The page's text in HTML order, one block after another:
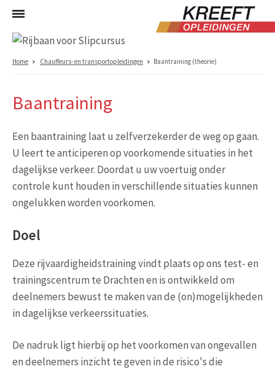
Home Chauffeurs- en transportopleidingen Baantraining (theorie)
Baantraining
Een baantraining laat u zelfverzekerder de weg op gaan.
U leert te anticiperen op voorkomende situaties in het
dagelijkse verkeer. Doordat u uw voertuig onder
controle kunt houden in verschillende situaties kunnen
ongelukken worden voorkomen.
Doel
Deze rijvaardigheidstraining vindt plaats op ons test- en
trainingscentrum te Drachten en is ontwikkeld om
deelnemers bewust te maken van de (on)mogelijkheden
in dagelijkse verkeerssituaties.
De nadruk ligt hierbij op het voorkomen van ongevallen
en deelnemers inzicht te geven in de risico's die